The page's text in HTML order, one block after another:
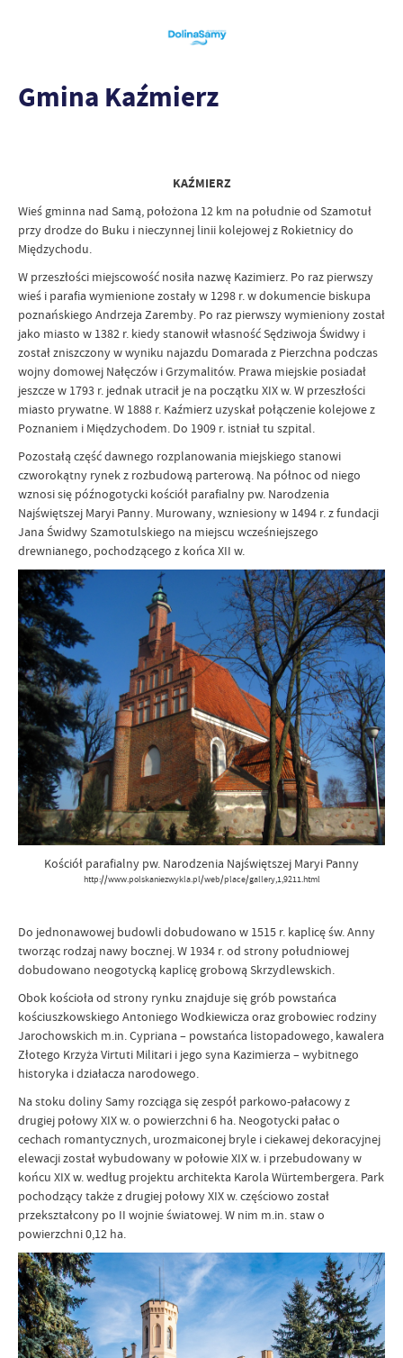
Gmina Kaźmierz
KAŹMIERZ
Wieś gminna nad Samą, położona 12 km na południe od Szamotuł
przy drodze do Buku i nieczynnej linii kolejowej z Rokietnicy do
Międzychodu.
W przeszłości miejscowość nosiła nazwę Kazimierz. Po raz pierwszy
wieś i parafia wymienione zostały w 1298 r. w dokumencie biskupa
poznańskiego Andrzeja Zaremby. Po raz pierwszy wymieniony został
jako miasto w 1382 r. kiedy stanowił własność Sędziwoja Świdwy i
został zniszczony w wyniku najazdu Domarada z Pierzchna podczas
wojny domowej Nałęczów i Grzymalitów. Prawa miejskie posiadał
jeszcze w 1793 r. jednak utracił je na początku XIX w. W przeszłości
miasto prywatne. W 1888 r. Kaźmierz uzyskał połączenie kolejowe z
Poznaniem i Międzychodem. Do 1909 r. istniał tu szpital.
Pozostałą część dawnego rozplanowania miejskiego stanowi
czworokątny rynek z rozbudową parterową. Na północ od niego
wznosi się późnogotycki kościół parafialny pw. Narodzenia
Najświętszej Maryi Panny. Murowany, wzniesiony w 1494 r. z fundacji
Jana Świdwy Szamotulskiego na miejscu wcześniejszego
drewnianego, pochodzącego z końca XII w.
Kościół parafialny pw. Narodzenia Najświętszej Maryi Panny
http://www.polskaniezwykla.pl/web/place/gallery,1,9211.html
Do jednonawowej budowli dobudowano w 1515 r. kaplicę św. Anny
tworząc rodzaj nawy bocznej. W 1934 r. od strony południowej
dobudowano neogotycką kaplicę grobową Skrzydlewskich.
Obok kościoła od strony rynku znajduje się grób powstańca
kościuszkowskiego Antoniego Wodkiewicza oraz grobowiec rodziny
Jarochowskich m.in. Cypriana – powstańca listopadowego, kawalera
Złotego Krzyża Virtuti Militari i jego syna Kazimierza – wybitnego
historyka i działacza narodowego.
Na stoku doliny Samy rozciąga się zespół parkowo-pałacowy z
drugiej połowy XIX w. o powierzchni 6 ha. Neogotycki pałac o
cechach romantycznych, urozmaiconej bryle i ciekawej dekoracyjnej
elewacji został wybudowany w połowie XIX w. i przebudowany w
końcu XIX w. według projektu architekta Karola Würtembergera. Park
pochodzący także z drugiej połowy XIX w. częściowo został
przekształcony po II wojnie światowej. W nim m.in. staw o
powierzchni 0,12 ha.